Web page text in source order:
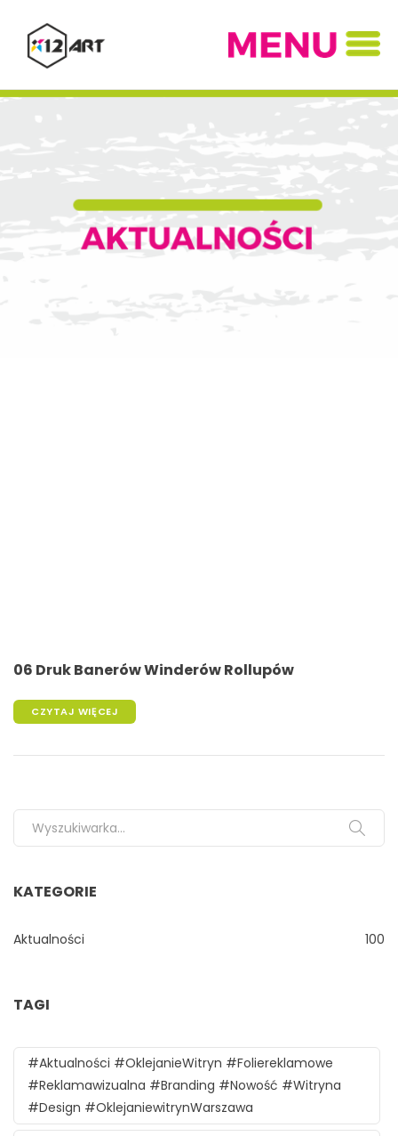
06 Druk Banerów Winderów Rollupów
CZYTAJ WIĘCEJ
Search for:
KATEGORIE
Aktualności 100
TAGI
#aktualności #oklejanieWitryn #foliereklamowe
#reklamawizualna #branding #nowość #witryna
#design #oklejaniewitrynWarszawa